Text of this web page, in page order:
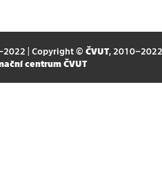
| Copyright © ČVUT, 2010–2022
centrum ČVUT